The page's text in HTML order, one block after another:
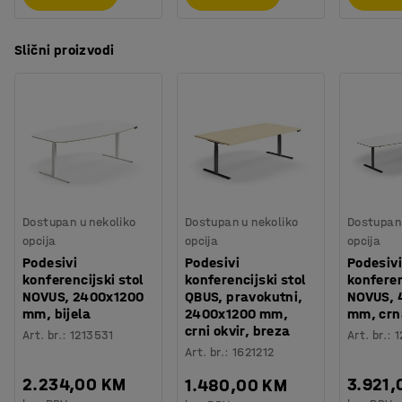
Potreban vam je prostor za spremanje? Namještaj iz
može slagati, a modularni sustav olakšava dodavanje
Slični proizvodi
Dostupan u nekoliko
opcija
Podesivi
konferencijski stol
NOVUS, 2400x1200
mm, bijela
Art. br.:1213531
2.234,00 KM
Dostupan u nekoliko
opcija
Podesivi
konferencijski stol
QBUS, pravokutni,
2400x1200 mm,
crni okvir, breza
Art. br.: 1621212
1.480,00 KM
opcija
Podesivi
mm,
Art. br.: